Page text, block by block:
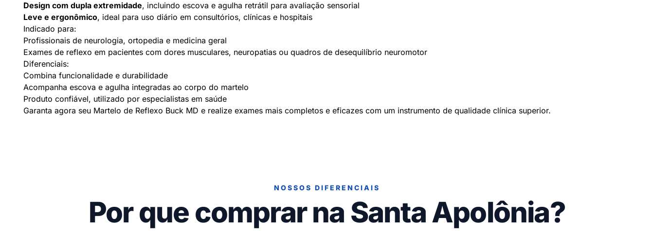
Design com dupla extremidade, incluindo escova e agulha retrátil para avaliação sensorial
Leve e ergonômico, ideal para uso diário em consultórios, clínicas e hospitais
Indicado para:
Profissionais de neurologia, ortopedia e medicina geral
Exames de reflexo em pacientes com dores musculares, neuropatias ou quadros de desequilíbrio neuromotor
Diferenciais:
Combina funcionalidade e durabilidade
Acompanha escova e agulha integradas ao corpo do martelo
Produto confiável, utilizado por especialistas em saúde
Garanta agora seu Martelo de Reflexo Buck MD e realize exames mais completos e eficazes com um instrumento de qualidade clínica superior.
NOSSOS DIFERENCIAIS
Por que comprar na Santa Apolônia?